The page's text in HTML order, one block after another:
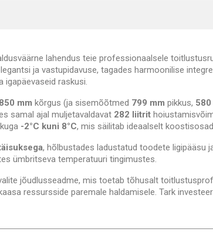
lahendus teie professionaalsele
ja vastupidavuse, tagades harmoonilise
raskusi.
mm kõrgus (ja sisemõõtmed 799 mm pikkus, 580
samal ajal muljetavaldavat 282 liitrit
-2°C kuni 8°C, mis säilitab ideaalselt
, hõlbustades ladustatud toodete ligipääsu
ümbritseva temperatuuri tingimustes.
jõudlusseadme, mis toetab tõhusalt
ressursside paremale haldamisele. Tark